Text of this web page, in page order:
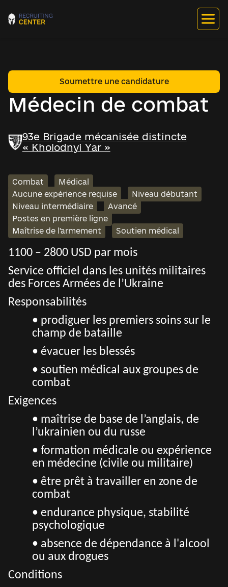
Médecin de combat
Soumettre une candidature
93e Brigade mécanisée distincte
« Kholodnyi Yar »
Combat
Médical
Aucune expérience requise
Niveau débutant
Niveau intermédiaire
Avancé
Postes en première ligne
Maîtrise de l'armement
Soutien médical
1100 – 2800 USD par mois
Service officiel dans les unités militaires
des Forces Armées de l’Ukraine
Responsabilités
• prodiguer les premiers soins sur le
champ de bataille
• évacuer les blessés
• soutien médical aux groupes de
combat
Exigences
• maîtrise de base de l’anglais, de
l’ukrainien ou du russe
• formation médicale ou expérience
en médecine (civile ou militaire)
• être prêt à travailler en zone de
combat
• endurance physique, stabilité
psychologique
• absence de dépendance à l'alcool
ou aux drogues
Conditions